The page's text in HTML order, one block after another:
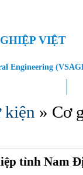
VIỆT
Engineering
kiện » Cơ
tỉnh Nam